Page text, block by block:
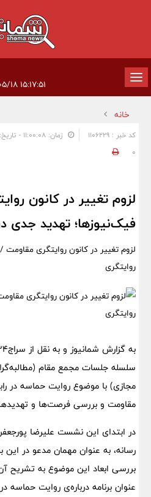
تغییر
وضعیت
ناوبری
خانه
کد خبر : 1106229 زمان: ۱۱:۰۰:۰۸ - تاریخ: ۱۴۰۳/۰۸/۲۸
0
لزوم تغییر در کانون
فیک‌نیوزها؛ تهدید جدی
لزوم تغییر در کانون روایتگری
روایتگری
سلسله جلسات مجمع مقام
مجازی) با موضوع روایت حماسه در
مقاومت و بررسی فرصت‌ها و تهدیدها
در ابتدای این نشست علیرضا
رسانه، به عنوان مهمان مدعو در
بررسی ابعاد این موضوع به تشریح
عنوان برنامه درباره‌ی روایت حماسه